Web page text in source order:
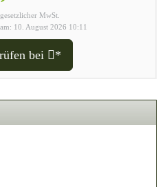
MwSt.
10. August 2026 10:11
bei *